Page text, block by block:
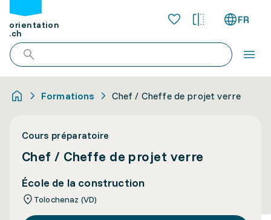
orientation
.ch
FR
Formations Chef / Cheffe de projet verre
Cours préparatoire
Chef / Cheffe de projet verre
École de la construction
Tolochenaz (VD)